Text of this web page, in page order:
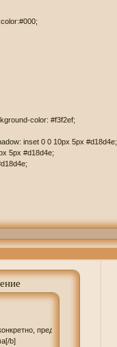
color: #f3f2ef;
inset 0 0 10px 5px #d18d4e;
5px #d18d4e;
предоставляем док-ва)
b]